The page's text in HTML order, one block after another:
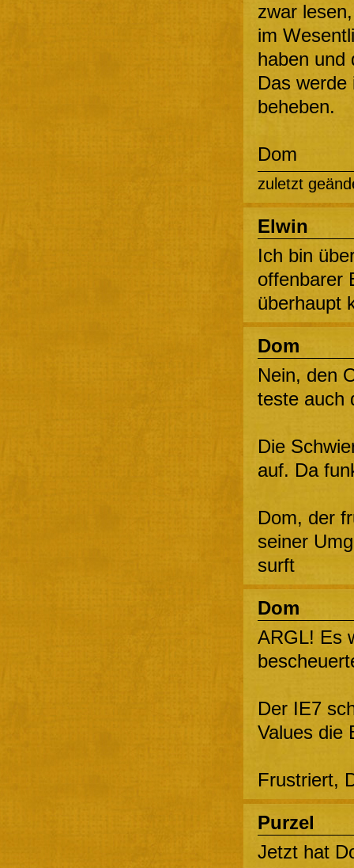
zwar
im
haben und
Das werde
beheben.
Dom
zuletzt
Elwin
Ich bin
offenbarer
überhaupt
Dom
Nein, den
teste auch
Die
auf. Da
Dom, der
seiner
surft
Dom
ARGL! Es
Der IE7
Values die
Frustriert,
Purzel
Jetzt hat